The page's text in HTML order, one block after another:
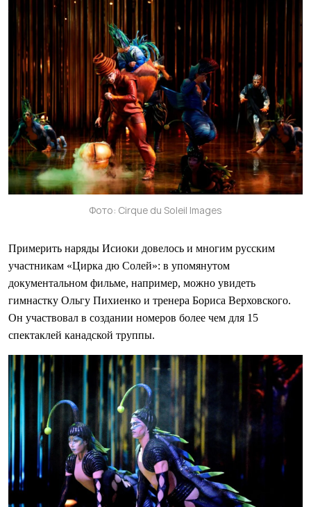
Фото: Cirque du Soleil Images
Примерить наряды Исиоки довелось и многим русским
участникам «Цирка дю Солей»: в упомянутом
документальном фильме, например, можно увидеть
гимнастку Ольгу Пихиенко и тренера Бориса Верховского.
Он участвовал в создании номеров более чем для 15
спектаклей канадской труппы.